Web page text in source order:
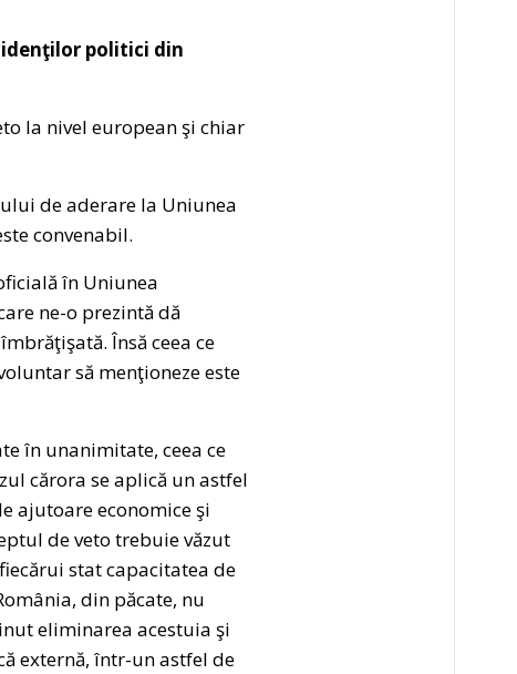
politici din
la nivel european şi chiar
de aderare la Uniunea
convenabil.
în Uniunea
ne-o prezintă dă
Însă ceea ce
să menţioneze este
în unanimitate, ceea ce
cărora se aplică un astfel
ajutoare economice şi
de veto trebuie văzut
stat capacitatea de
din păcate, nu
eliminarea acestuia şi
externă, într-un astfel de